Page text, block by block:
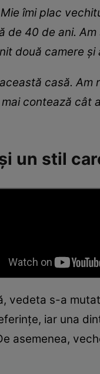
îmi plac
de 40 de ani.
două camere
casă.
contează
un stil
vedeta s-a
iar una
asemenea,